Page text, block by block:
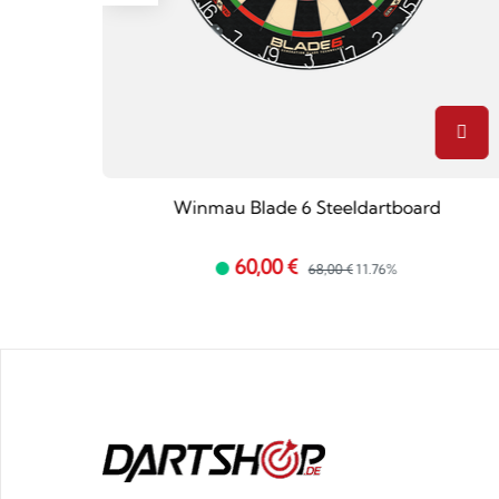
Winmau Blade 6 Steeldartboard
60,00 € 68,00 € 11.76%